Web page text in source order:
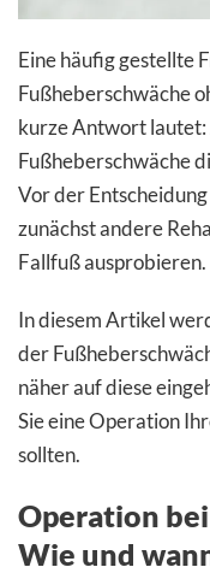
Eine häufig gestellte
Fußheberschwäche
kurze Antwort lautet:
Fußheberschwäche
Vor der
zunächst andere
Fallfuß ausprobieren.
In diesem Artikel
der
näher auf diese
Sie eine Operation
sollten.
Operation
Wie und